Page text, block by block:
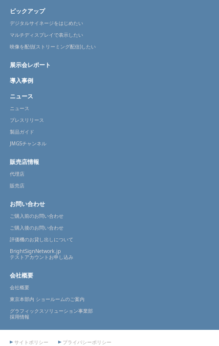
ピックアップ
デジタルサイネージをはじめたい
マルチディスプレイで表示したい
映像を配信(ストリーミング配信)したい
展示会レポート
導入事例
ニュース
ニュース
プレスリリース
製品ガイド
JMGSチャンネル
販売店情報
代理店
販売店
お問い合わせ
ご購入前のお問い合わせ
ご購入後のお問い合わせ
評価機のお貸し出しについて
BrightSignNetwork.jp
テストアカウントお申し込み
会社概要
会社概要
東京本部内 ショールームのご案内
グラフィックスソリューション事業部
採用情報
サイトポリシー プライバシーポリシー